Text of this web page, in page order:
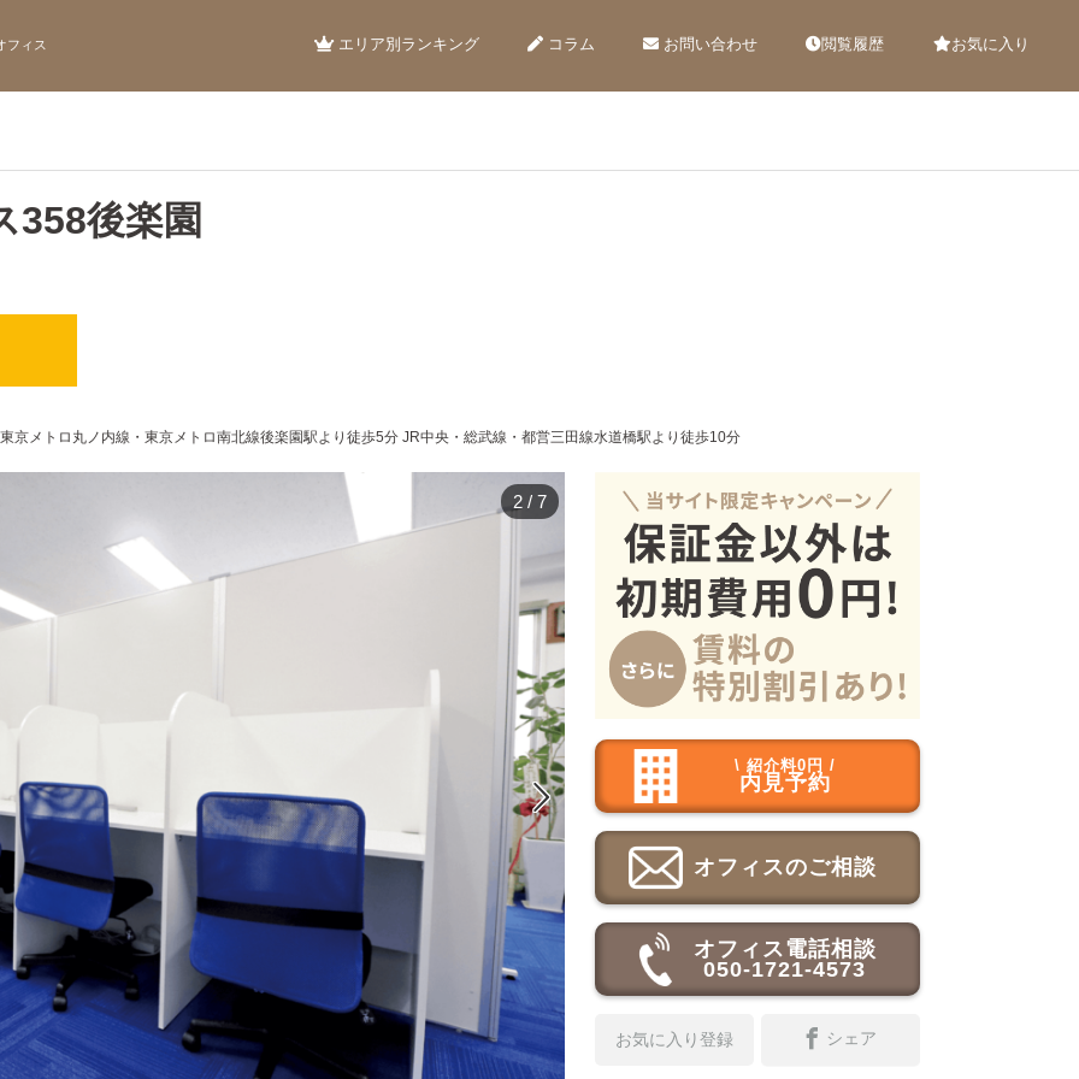
フィス エリア別ランキング コラム お問い合わせ 閲覧履歴 お気に入り
358後楽園
メトロ丸ノ内線・東京メトロ南北線後楽園駅より徒歩5分 JR中央・総武線・都営三田線水道橋駅より徒歩10分

2 / 7
\ 紹介料0円 /
内見予約
オフィスのご相談
オフィス電話相談
050-1721-4573
お気に入り登録 シェア